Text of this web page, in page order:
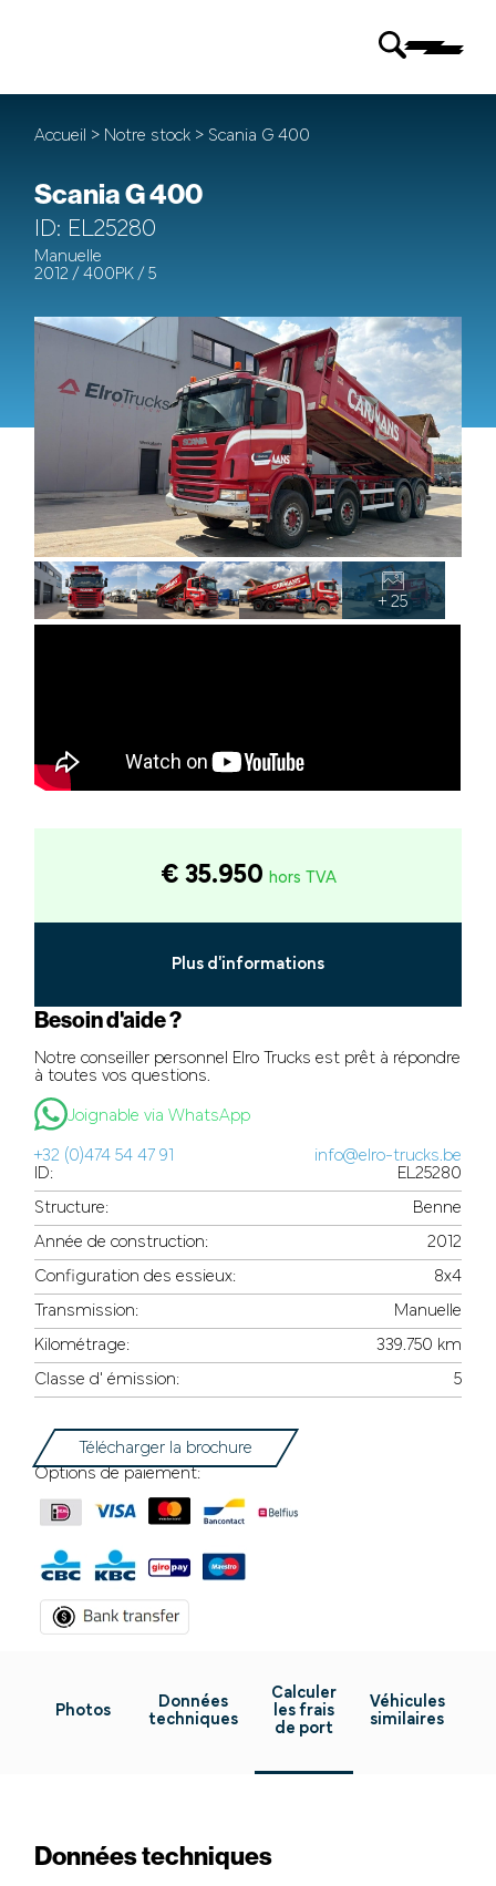
Scania G 400
ID: EL25280
Manuelle
2012 / 400PK / 5
Accueil > Notre stock > Scania G 400
+ 25
€ 35.950 hors TVA
Plus d'informations
Besoin d'aide ?
Notre conseiller personnel Elro Trucks est prêt à répondre
à toutes vos questions.
Joignable via WhatsApp
+32 (0)474 54 47 91
info@elro-trucks.be
ID:
EL25280
Structure:
Benne
Année de construction:
2012
Configuration des essieux:
8x4
Transmission:
Manuelle
Kilométrage:
339.750 km
Classe d' émission:
5
Télécharger la brochure
Options de paiement:
Photos
Données
techniques
Calculer
les frais
de port
Véhicules
similaires
Données techniques